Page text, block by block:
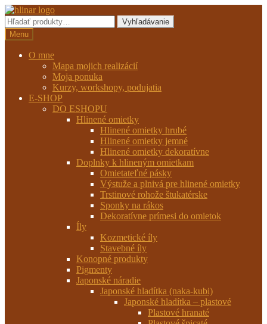
Preskočiť
na
navigáciu
Preskočiť
na
obsah
Hľadať:
Vyhľadávanie
Menu
O mne
Mapa mojich realizácií
Moja ponuka
Kurzy, workshopy, podujatia
E-SHOP
DO ESHOPU
Hlinené omietky
Hlinené omietky hrubé
Hlinené omietky jemné
Hlinené omietky dekoratívne
Doplnky k hlineným omietkam
Omietateľné pásky
Výstuže a plnivá pre hlinené omietky
Trstinové rohože štukatérske
Sponky na rákos
Dekoratívne prímesi do omietok
Íly
Kozmetické íly
Stavebné íly
Konopné produkty
Pigmenty
Japonské náradie
Japonské hladítka (naka-kubi)
Japonské hladítka – plastové
Plastové hranaté